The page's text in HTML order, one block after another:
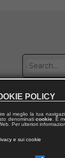
with us
POLICY
al meglio la tua
denominati cookie. È
Per ulteriori
e sui cookie